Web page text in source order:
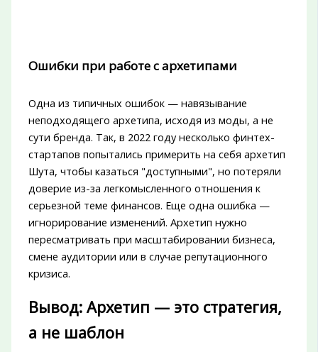
Ошибки при работе с архетипами
Одна из типичных ошибок — навязывание
неподходящего архетипа, исходя из моды, а не
сути бренда. Так, в 2022 году несколько финтех-
стартапов попытались примерить на себя архетип
Шута, чтобы казаться "доступными", но потеряли
доверие из-за легкомысленного отношения к
серьезной теме финансов. Еще одна ошибка —
игнорирование изменений. Архетип нужно
пересматривать при масштабировании бизнеса,
смене аудитории или в случае репутационного
кризиса.
Вывод: Архетип — это стратегия,
а не шаблон